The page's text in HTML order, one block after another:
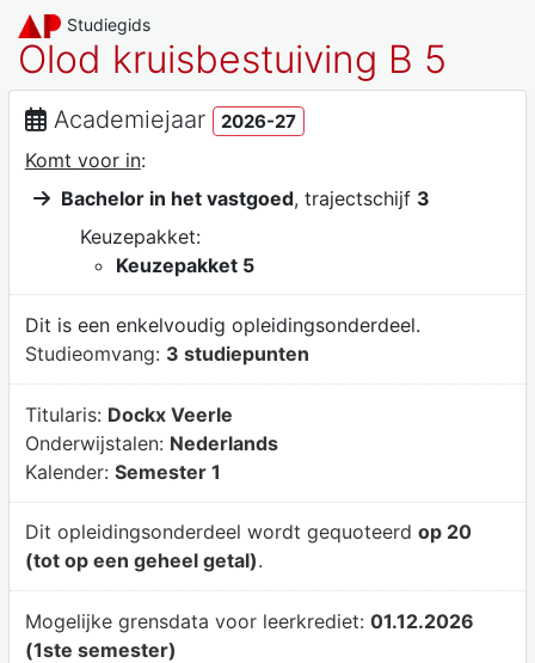
Studiegids
Olod kruisbestuiving B 5
Academiejaar 2026-27
Komt voor in:
Bachelor in het vastgoed, trajectschijf 3
Keuzepakket:
Keuzepakket 5
Dit is een enkelvoudig opleidingsonderdeel.
Studieomvang: 3 studiepunten
Titularis: Dockx Veerle
Onderwijstalen: Nederlands
Kalender: Semester 1
Dit opleidingsonderdeel wordt gequoteerd op 20
(tot op een geheel getal).
Mogelijke grensdata voor leerkrediet: 01.12.2026
(1ste semester)